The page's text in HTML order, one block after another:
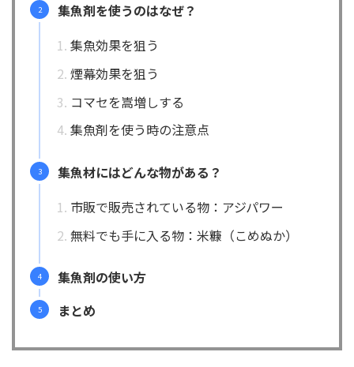
集魚剤を使うのはなぜ？
集魚効果を狙う
煙幕効果を狙う
コマセを嵩増しする
集魚剤を使う時の注意点
集魚材にはどんな物がある？
市販で販売されている物：アジパワー
無料でも手に入る物：米糠（こめぬか）
集魚剤の使い方
まとめ